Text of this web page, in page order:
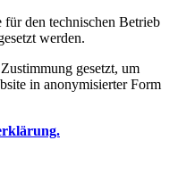
den technischen Betrieb
werden.
gesetzt, um
in anonymisierter Form